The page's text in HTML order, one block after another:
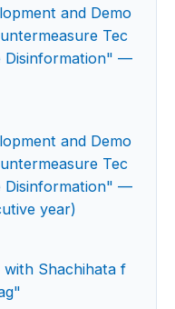
and Demo
Tec
Disinformation" —
and Demo
Tec
Disinformation" —
year)
Shachihata f